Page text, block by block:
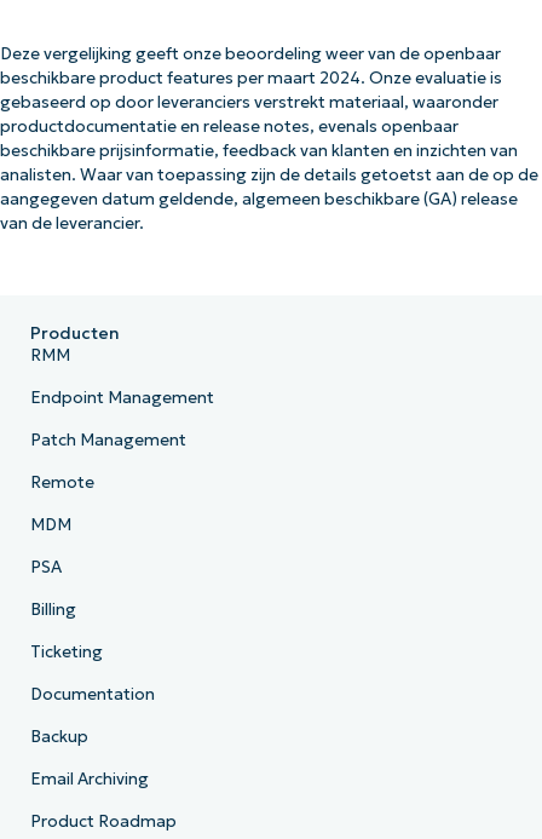
Deze vergelijking geeft onze beoordeling weer van de openbaar
beschikbare product features per maart 2024. Onze evaluatie is
gebaseerd op door leveranciers verstrekt materiaal, waaronder
productdocumentatie en release notes, evenals openbaar
beschikbare prijsinformatie, feedback van klanten en inzichten van
analisten. Waar van toepassing zijn de details getoetst aan de op de
aangegeven datum geldende, algemeen beschikbare (GA) release
van de leverancier.
Producten
RMM
Endpoint Management
Patch Management
Remote
MDM
PSA
Billing
Ticketing
Documentation
Backup
Email Archiving
Product Roadmap